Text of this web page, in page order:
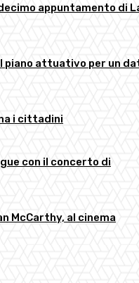
appuntamento di
piano attuativo per un
i cittadini
con il concerto di
McCarthy, al cinema